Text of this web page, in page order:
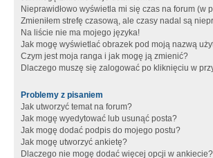
Nieprawidłowo wyświetla mi się czas na forum (w
Zmieniłem strefę czasową, ale czasy nadal są
Na liście nie ma mojego języka!
Jak mogę wyświetlać obrazek pod moją nazwą
Czym jest moja ranga i jak mogę ją zmienić?
Dlaczego muszę się zalogować po kliknięciu w
Problemy z pisaniem
Jak utworzyć temat na forum?
Jak mogę wyedytować lub usunąć posta?
Jak mogę dodać podpis do mojego postu?
Jak mogę utworzyć ankietę?
Dlaczego nie mogę dodać więcej opcji w ankiecie?